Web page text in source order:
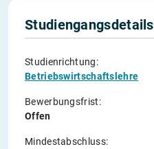
Studiengangsdetails
Studienrichtung:
Betriebswirtschaftslehre
Bewerbungsfrist:
Offen
Mindestabschluss: